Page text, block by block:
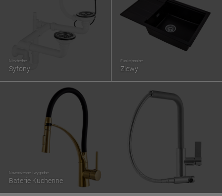
Nowoczesne i wygodne
Baterie Kuchenne
Niezbędne
Syfony
Funkcjonalne
Zlewy